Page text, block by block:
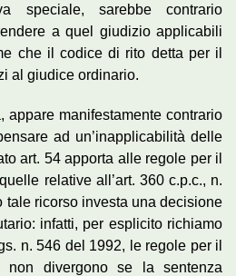
speciale, sarebbe contrario
a quel giudizio applicabili
che il codice di rito detta per il
al giudice ordinario.
appare manifestamente contrario
ad un’inapplicabilità delle
art. 54 apporta alle regole per il
relative all’art. 360 c.p.c., n.
tale ricorso investa una decisione
infatti, per esplicito richiamo
n. 546 del 1992, le regole per il
non divergono se la sentenza